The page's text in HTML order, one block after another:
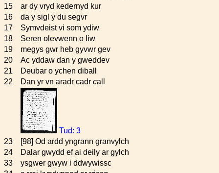
15
ar dy vryd kedernyd kur
16
da y sigl y du segvr
17
Symvdeist vi som ydiw
18
Seren olevwenn o liw
19
megys gwr heb gyvwr gev
20
Ac yddaw dan y gweddev
21
Deubar o ychen diball
22
Dan yr vn aradr cadr call
Tud: 3
23
[98] Od ardd yngrann granvylch
24
Dalar gwydd ef ai deily ar gylch
33
ysgwer gwyw i ddwywissc